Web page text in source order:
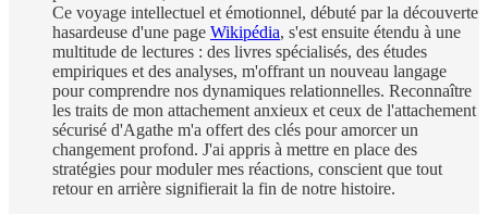
Ce voyage intellectuel et émotionnel, débuté par la découverte
hasardeuse d'une page Wikipédia, s'est ensuite étendu à une
multitude de lectures : des livres spécialisés, des études
empiriques et des analyses, m'offrant un nouveau langage
pour comprendre nos dynamiques relationnelles. Reconnaître
les traits de mon attachement anxieux et ceux de l'attachement
sécurisé d'Agathe m'a offert des clés pour amorcer un
changement profond. J'ai appris à mettre en place des
stratégies pour moduler mes réactions, conscient que tout
retour en arrière signifierait la fin de notre histoire.